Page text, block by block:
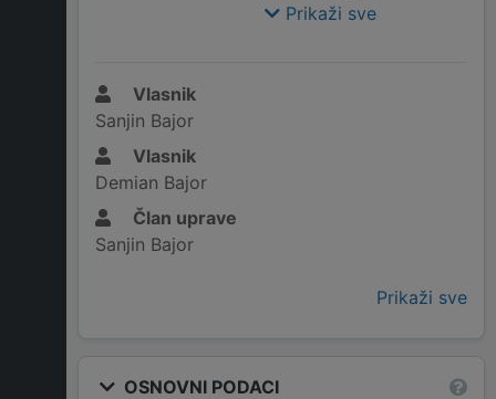
Prikaži sve
Vlasnik
Sanjin Bajor
Vlasnik
Demian Bajor
Član uprave
Sanjin Bajor
Prikaži sve
OSNOVNI PODACI